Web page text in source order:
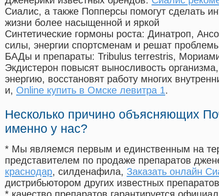
Сиалис, а также Попперсы помогут сделать
жизни более насыщенной и яркой
Синтетические гормоны роста: Динатроп,
силы, энергии спортсменам и решат
БАДы и препараты: Tribulus terrestris,
Экдистерон повысят выносливость
энергию, восстановят работу многих
и, Online купить в Омске левитра 1.
Несколько причино объясняющих
именно у нас?
* Мы являемся первым и единственным на
представителем по продаже препаратов
краснодар, силденафила, Заказать онлайн
дистрибьютором других известных препаратов